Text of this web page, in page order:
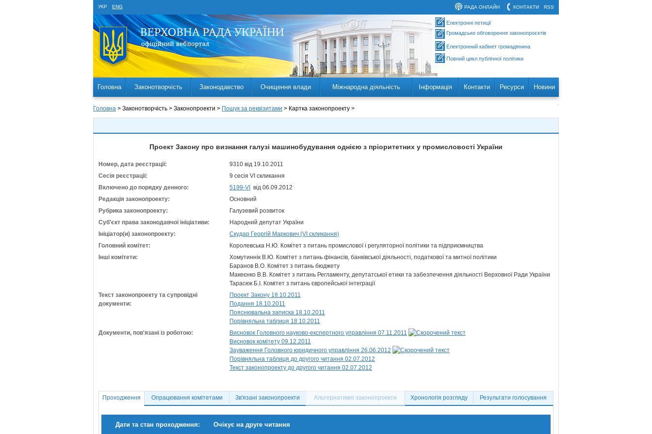
УКР ENG RSS
КОНТАКТИ
РАДА ОНЛАЙН
Електронні петиції
Громадське обговорення законопроєктів
Електронний кабінет громадянина
Повний цикл публічної політики
Головна Законотворчість Законодавство Очищення влади Міжнародна діяльність Інформація Контакти Ресурси Новини
Головна > Законотворчість > Законопроекти > Пошук за реквізитами > Картка законопроекту >
Проект Закону про визнання галузі машинобудування однією з пріоритетних у промисловості України
Номер, дата реєстрації:
9310 від 19.10.2011
Сесія реєстрації:
9 сесія VI скликання
Включено до порядку денного:
5199-VI
від 06.09.2012
Редакція законопроекту:
Основний
Рубрика законопроекту:
Галузевий розвиток
Суб'єкт права законодавчої ініціативи:
Народний депутат України
Ініціатор(и) законопроекту:
Скудар Георгій Маркович (VI скликання)
Головний комітет:
Королевська Н.Ю. Комітет з питань промислової і регуляторної політики та підприємництва
Інші комітети:
Хомутиннік В.Ю. Комітет з питань фінансів, банківської діяльності, податкової та митної політики
Баранов В.О. Комітет з питань бюджету
Макеєнко В.В. Комітет з питань Регламенту, депутатської етики та забезпечення діяльності Верховної Ради України
Тарасюк Б.І. Комітет з питань європейської інтеграції
Текст законопроекту та супровідні
документи:
Проект Закону 18.10.2011
Подання 18.10.2011
Пояснювальна записка 18.10.2011
Порівняльна таблиця 18.10.2011
Документи, пов'язані із роботою:
Висновок Головного науково-експертного управління 07.11.2011
Висновок комітету 09.12.2011
Зауваження Головного юридичного управління 26.06.2012
Порівняльна таблиця до другого читання 02.07.2012
Текст законопроекту до другого читання 02.07.2012
Проходження Опрацювання комітетами Зв'язані законопроекти Альтернативні законопроекти Хронологія розгляду Результати голосування
Дати та стан проходження: Очікує на друге читання